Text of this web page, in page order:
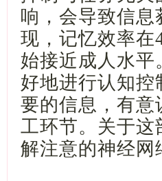
响，会导致信
现，记忆效率在
始接近成人水
好地进行认知
要的信息，有意
工环节。关于这
解注意的神经网